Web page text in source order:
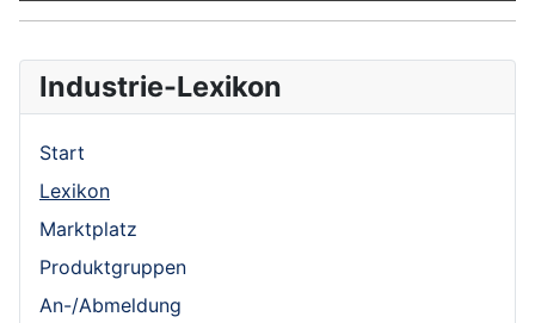
Industrie-Lexikon
Start
Lexikon
Marktplatz
Produktgruppen
An-/Abmeldung